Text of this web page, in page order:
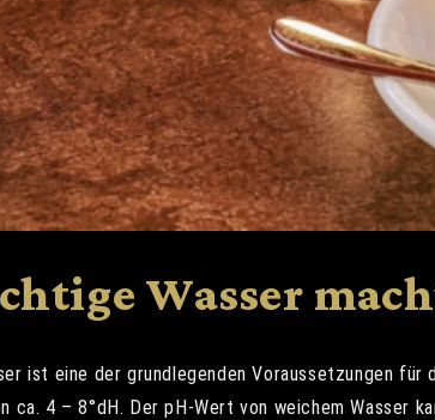
Wasser
ist eine der grundlegenden Voraussetzungen
ca. 4 – 8°dH. Der pH-Wert von weichem Wasser